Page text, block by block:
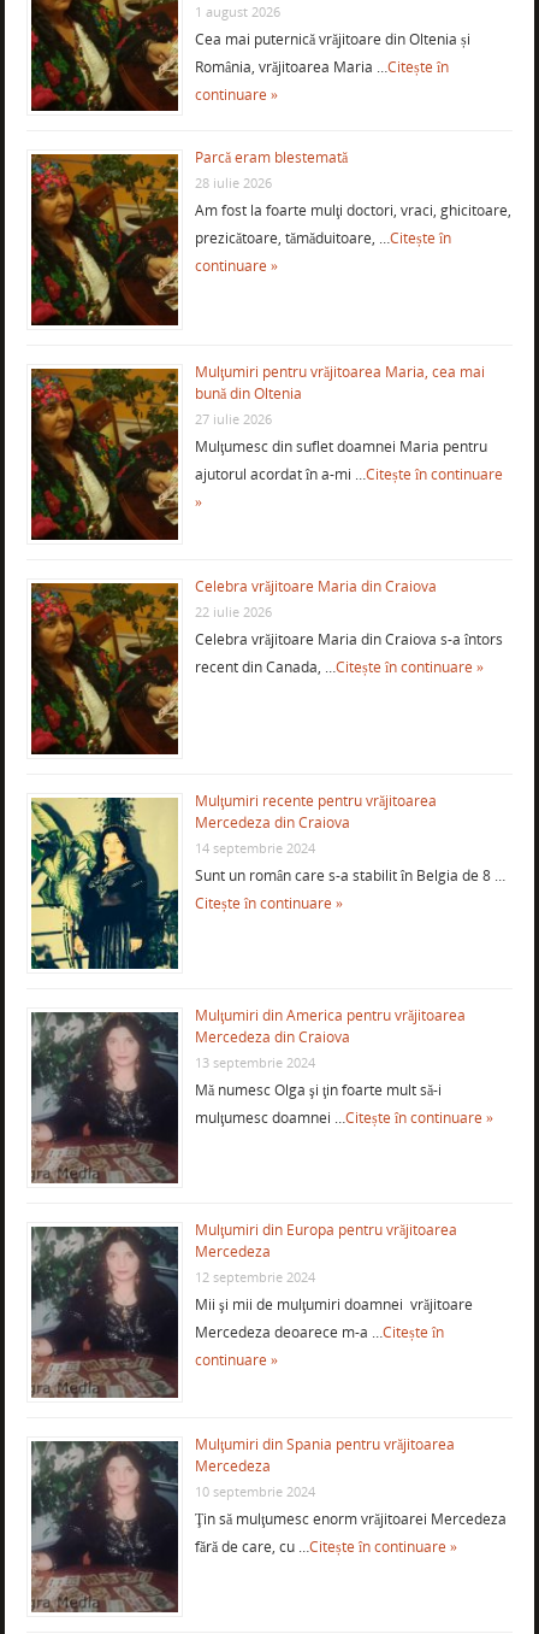
1 august 2026
Cea mai puternică vrăjitoare din Oltenia și
România, vrăjitoarea Maria …Citește în
continuare »
Parcă eram blestemată
28 iulie 2026
Am fost la foarte mulţi doctori, vraci, ghicitoare,
prezicătoare, tămăduitoare, …Citește în
continuare »
Mulţumiri pentru vrăjitoarea Maria, cea mai
bună din Oltenia
27 iulie 2026
Mulţumesc din suflet doamnei Maria pentru
ajutorul acordat în a-mi …Citește în continuare
»
Celebra vrăjitoare Maria din Craiova
22 iulie 2026
Celebra vrăjitoare Maria din Craiova s-a întors
recent din Canada, …Citește în continuare »
Mulţumiri recente pentru vrăjitoarea
Mercedeza din Craiova
14 septembrie 2024
Sunt un român care s-a stabilit în Belgia de 8 …
Citește în continuare »
Mulţumiri din America pentru vrăjitoarea
Mercedeza din Craiova
13 septembrie 2024
Mă numesc Olga şi ţin foarte mult să-i
mulţumesc doamnei …Citește în continuare »
Mulţumiri din Europa pentru vrăjitoarea
Mercedeza
12 septembrie 2024
Mii şi mii de mulţumiri doamnei vrăjitoare
Mercedeza deoarece m-a …Citește în
continuare »
Mulţumiri din Spania pentru vrăjitoarea
Mercedeza
10 septembrie 2024
Ţin să mulţumesc enorm vrăjitoarei Mercedeza
fără de care, cu …Citește în continuare »